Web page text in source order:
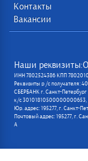
Контакты
Вакансии
Наши
ИНН 7802524386 КПП
Реквизиты р /с
СБЕРБАНК г. Санкт-Петербург
к/с
Юр. адрес: 195277, г. Санкт-
Почтовый адрес: 195277, г.
А